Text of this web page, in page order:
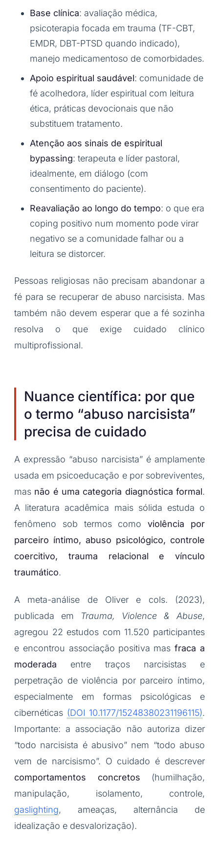
Base clínica: avaliação médica,
psicoterapia focada em trauma (TF-CBT,
EMDR, DBT-PTSD quando indicado),
manejo medicamentoso de comorbidades.
Apoio espiritual saudável: comunidade de
fé acolhedora, líder espiritual com leitura
ética, práticas devocionais que não
substituem tratamento.
Atenção aos sinais de espiritual
bypassing: terapeuta e líder pastoral,
idealmente, em diálogo (com
consentimento do paciente).
Reavaliação ao longo do tempo: o que era
coping positivo num momento pode virar
negativo se a comunidade falhar ou a
leitura se distorcer.
Pessoas religiosas não precisam abandonar a
fé para se recuperar de abuso narcisista. Mas
também não devem esperar que a fé sozinha
resolva o que exige cuidado clínico
multiprofissional.
Nuance científica: por que
o termo “abuso narcisista”
precisa de cuidado
A expressão “abuso narcisista” é amplamente
usada em psicoeducação e por sobreviventes,
mas não é uma categoria diagnóstica formal.
A literatura acadêmica mais sólida estuda o
fenômeno sob termos comoviolência por
parceiro íntimo, abuso psicológico, controle
coercitivo, trauma relacional e vínculo
traumático.
A meta-análise de Oliver e cols. (2023),
publicada em Trauma, Violence & Abuse,
agregou 22 estudos com 11.520 participantes
e encontrou associação positiva masfraca a
moderada entre traços narcisistas e
perpetração de violência por parceiro íntimo,
especialmente em formas psicológicas e
cibernéticas (DOI 10.1177/15248380231196115).
Importante: a associação não autoriza dizer
“todo narcisista é abusivo” nem “todo abuso
vem de narcisismo”. O cuidado é descrever
comportamentos concretos (humilhação,
manipulação, isolamento, controle,
gaslighting, ameaças, alternância de
idealização e desvalorização).